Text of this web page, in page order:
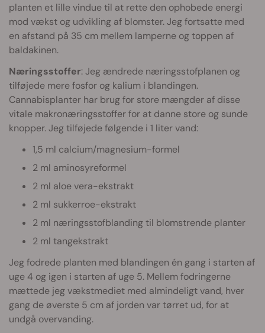
planten et lille vindue til at rette den ophobede energi
mod vækst og udvikling af blomster. Jeg fortsatte med
en afstand på 35 cm mellem lamperne og toppen af
baldakinen.
Næringsstoffer: Jeg ændrede næringsstofplanen og
tilføjede mere fosfor og kalium i blandingen.
Cannabisplanter har brug for store mængder af disse
vitale makronæringsstoffer for at danne store og sunde
knopper. Jeg tilføjede følgende i 1 liter vand:
1,5 ml calcium/magnesium-formel
2 ml aminosyreformel
2 ml aloe vera-ekstrakt
2 ml sukkerroe-ekstrakt
2 ml næringsstofblanding til blomstrende planter
2 ml tangekstrakt
Jeg fodrede planten med blandingen én gang i starten af
uge 4 og igen i starten af uge 5. Mellem fodringerne
mættede jeg vækstmediet med almindeligt vand, hver
gang de øverste 5 cm af jorden var tørret ud, for at
undgå overvanding.